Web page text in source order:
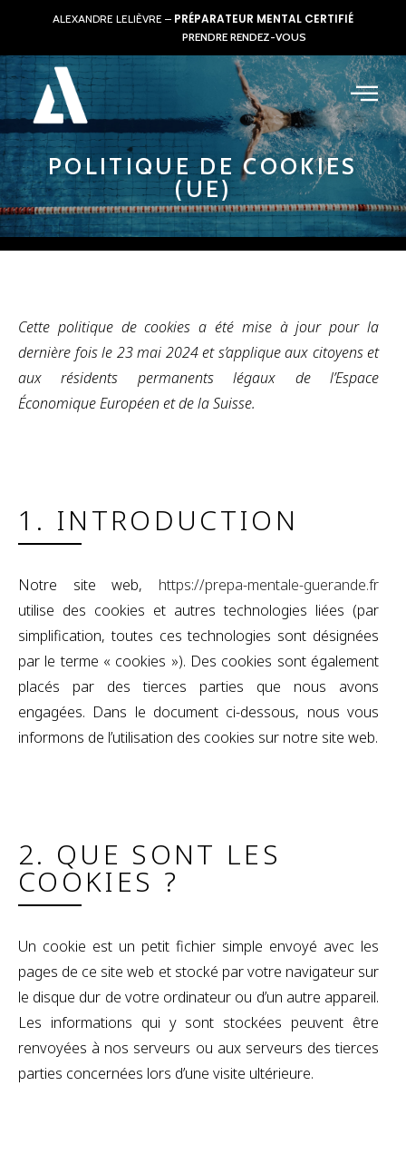
ALEXANDRE LELIÈVRE – PRÉPARATEUR MENTAL CERTIFIÉ
PRENDRE RENDEZ-VOUS
POLITIQUE DE COOKIES
(UE)
Cette politique de cookies a été mise à jour pour la
dernière fois le 23 mai 2024 et s’applique aux citoyens et
aux résidents permanents légaux de l’Espace
Économique Européen et de la Suisse.
1. INTRODUCTION
Notre site web, https://prepa-mentale-guerande.fr
utilise des cookies et autres technologies liées (par
simplification, toutes ces technologies sont désignées
par le terme « cookies »). Des cookies sont également
placés par des tierces parties que nous avons
engagées. Dans le document ci-dessous, nous vous
informons de l’utilisation des cookies sur notre site web.
2. QUE SONT LES
COOKIES ?
Un cookie est un petit fichier simple envoyé avec les
pages de ce site web et stocké par votre navigateur sur
le disque dur de votre ordinateur ou d’un autre appareil.
Les informations qui y sont stockées peuvent être
renvoyées à nos serveurs ou aux serveurs des tierces
parties concernées lors d’une visite ultérieure.